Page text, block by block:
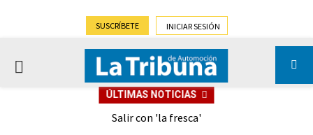
SUSCRÍBETE INICIAR SESIÓN
PRIMARY
ÚLTIMAS NOTICIAS
Salir con 'la fresca'